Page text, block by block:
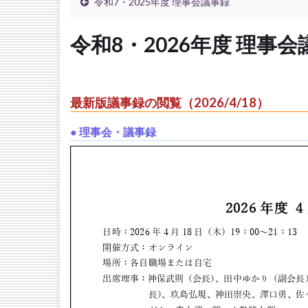
令和8・2026年度 理事会
最新版議事録の閲覧（2026/4/18）
● 理事会・議事録